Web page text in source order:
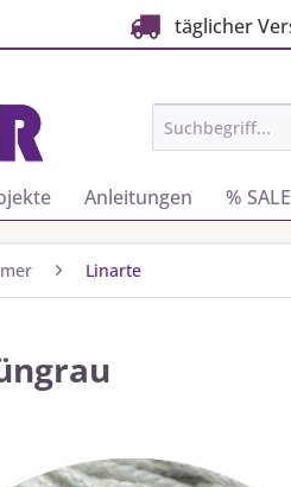
täglicher
Anleitungen % SALE
Linarte